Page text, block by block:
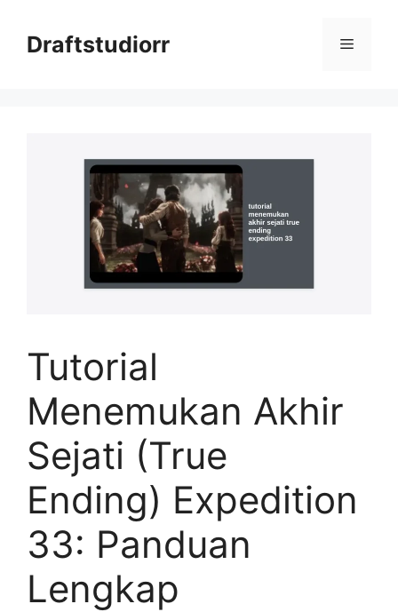
contentDraftstudiorr Menu
Tutorial
Menemukan Akhir
Sejati (True
Ending) Expedition
33: Panduan
Lengkap